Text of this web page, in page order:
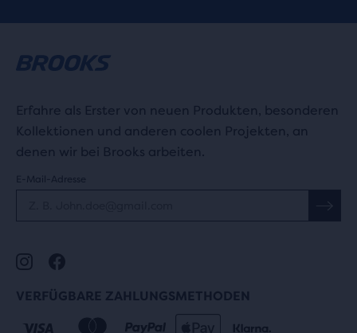
Erfahre als Erster von neuen Produkten, besonderen
Kollektionen und anderen coolen Projekten, an
denen wir bei Brooks arbeiten.
E-Mail-Adresse
VERFÜGBARE ZAHLUNGSMETHODEN